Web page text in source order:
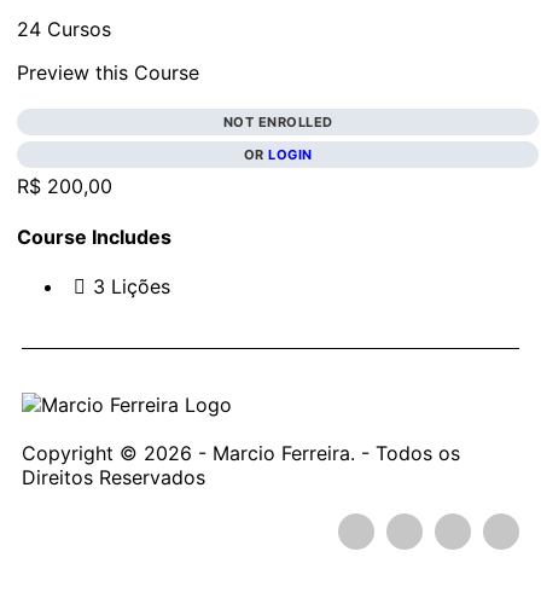
24 Cursos
Preview this Course
NOT ENROLLED
ORLOGIN
R$ 200,00
Course Includes
3 Lições
Copyright © 2026 - Marcio Ferreira. - Todos os
Direitos Reservados